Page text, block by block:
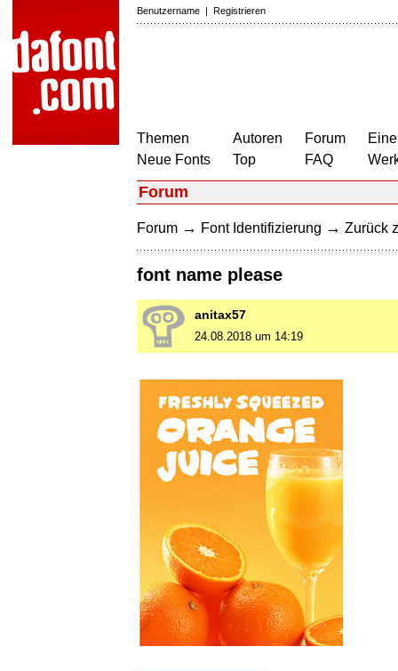
Benutzername | Registrieren
Themen
Neue Fonts
Autoren
Top
Forum
FAQ
Forum
Forum → Font Identifizierung → Zurück
font name please
anitax57
24.08.2018 um 14:19